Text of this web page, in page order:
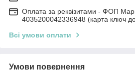
Оплата за реквізитами - ФОП
4035200042336948 (карта ключ
Всі умови оплати
Умови повернення